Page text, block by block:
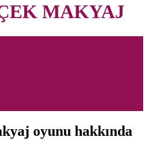
MAKYAJ
oyunu hakkında